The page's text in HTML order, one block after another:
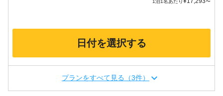
1泊1名あたり 〜
日付を選択する
プランをすべて見る（3件）